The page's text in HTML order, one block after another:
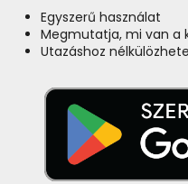
Egyszerű használat
Megmutatja, mi van a
Utazáshoz